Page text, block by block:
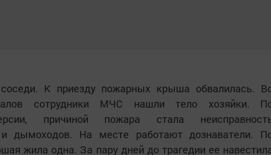
К приезду пожарных крыша обвалилась.
сотрудники МЧС нашли тело хозяйки.
причиной пожара стала
и дымоходов. На месте работают дознаватели.
жила одна. За пару дней до трагедии ее